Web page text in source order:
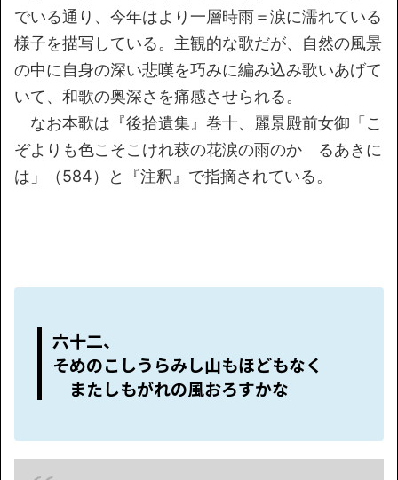
でいる通り、今年はより一層時雨＝涙に濡れている
様子を描写している。主観的な歌だが、自然の風景
の中に自身の深い悲嘆を巧みに編み込み歌いあげて
いて、和歌の奥深さを痛感させられる。
なお本歌は『後拾遺集』巻十、麗景殿前女御「こ
ぞよりも色こそこけれ萩の花涙の雨のかゝるあきに
は」（584）と『注釈』で指摘されている。
六十二、
そめのこしうらみし山もほどもなく
またしもがれの風おろすかな